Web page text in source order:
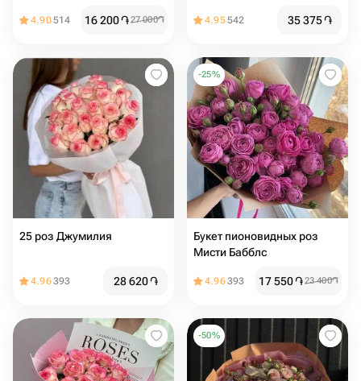
4.90514 16 200֏27 000֏ 4.95542 35 375֏
25 роз Джумилия
4.96393 28 620֏
-25%
Букет пионовидных роз
Мисти Бабблс
4.96393 17 550֏23 400֏
-50%